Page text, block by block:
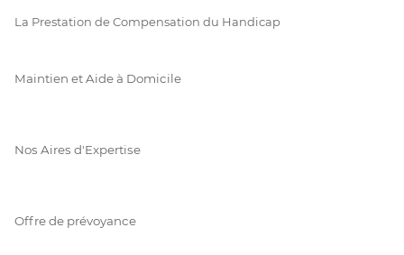
La Prestation de Compensation du Handicap
Maintien et Aide à Domicile
Nos Aires d'Expertise
Offre de prévoyance